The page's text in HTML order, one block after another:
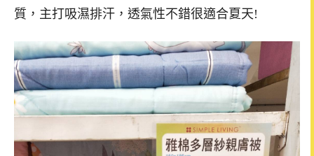
質，主打吸濕排汗，透氣性不錯很適合夏天!